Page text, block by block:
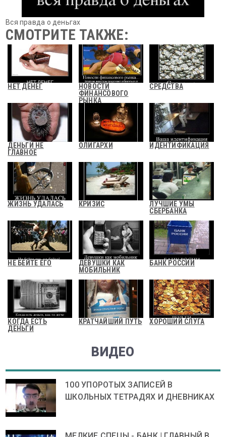
Вся правда о деньгах
СМОТРИТЕ ТАКЖЕ:
НЕТ ДЕНЕГ
НОВОСТИ
ФИНАНСОВОГО
РЫНКА
СРЕДСТВА
ДЕНЬГИ НЕ
ГЛАВНОЕ
ОЛИГАРХИ ИДЕНТИФИКАЦИЯ
ЖИЗНЬ УДАЛАСЬ КРИЗИС
ЛУЧШИЕ УМЫ
СБЕРБАНКА
НЕ БЕЙТЕ ЕГО
ДЕВУШКИ КАК
МОБИЛЬНИК
БАНК РОССИИ
КОГДА ЕСТЬ
ДЕНЬГИ
КРАТЧАЙШИЙ ПУТЬ ХОРОШИЙ СЛУГА
ВИДЕО
100 УПОРОТЫХ ЗАПИСЕЙ В
ШКОЛЬНЫХ ТЕТРАДЯХ И ДНЕВНИКАХ